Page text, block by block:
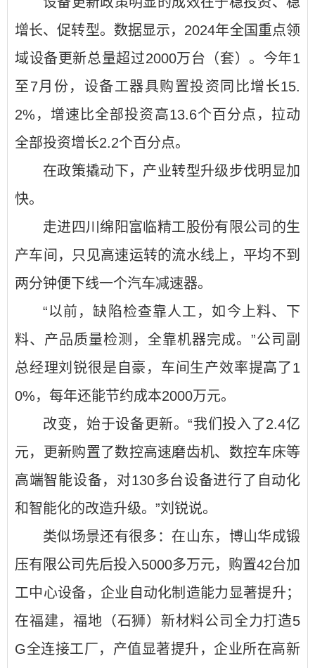
增长、促转型。数据显示，2024年全国重点领
域设备更新总量超过2000万台（套）。今年1
至7月份，设备工器具购置投资同比增长15.
2%，增速比全部投资高13.6个百分点，拉动
全部投资增长2.2个百分点。
在政策撬动下，产业转型升级步伐明显加
快。
走进四川绵阳富临精工股份有限公司的生
产车间，只见高速运转的流水线上，平均不到
两分钟便下线一个汽车减速器。
“以前，缺陷检查靠人工，如今上料、下
料、产品质量检测，全靠机器完成。”公司副
总经理刘锐很是自豪，车间生产效率提高了1
0%，每年还能节约成本2000万元。
改变，始于设备更新。“我们投入了2.4亿
元，更新购置了数控高速磨齿机、数控车床等
高端智能设备，对130多台设备进行了自动化
和智能化的改造升级。”刘锐说。
类似场景还有很多：在山东，博山华成锻
压有限公司先后投入5000多万元，购置42台加
工中心设备，企业自动化制造能力显著提升；
在福建，福地（石狮）新材料公司全力打造5
G全连接工厂，产值显著提升，企业所在高新